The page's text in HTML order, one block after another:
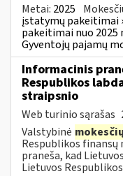
Metai: 2025
įstatymų pakeitimai
pakeitimai nuo 2025
Gyventojų pajamų
Informacinis
Respublikos
straipsnio
Web turinio sąrašas
Valstybinė mokesčių
Respublikos finansų
praneša, kad
Lietuvos